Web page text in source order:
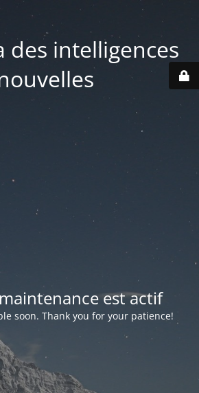
des intelligences
est actif
soon. Thank you for your patience!